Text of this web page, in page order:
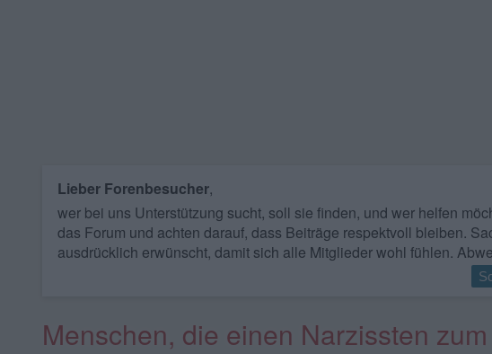
Lieber Forenbesucher,
wer bei uns Unterstützung sucht, soll sie finden, und wer helfen
das Forum und achten darauf, dass Beiträge respektvoll bleiben.
ausdrücklich erwünscht, damit sich alle Mitglieder wohl fühlen.
Menschen, die einen Narzissten